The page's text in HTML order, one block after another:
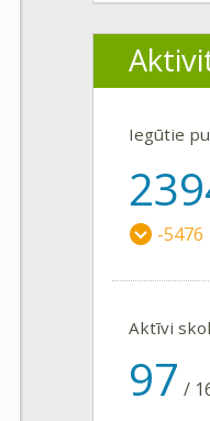
Iegūtie
-5476
Aktīvi
97 /